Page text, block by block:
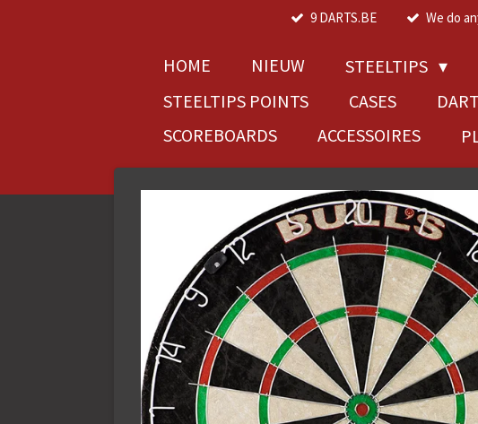
9 DARTS.BE We do
HOME NIEUW STEELTIPS
STEELTIPS POINTS
CASES
SCOREBOARDS
ACCESSOIRES